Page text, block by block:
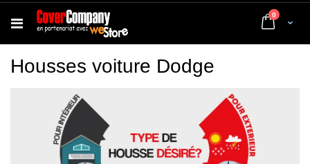
Cart
0 articles
Housses voiture Dodge